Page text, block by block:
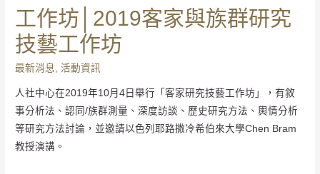
工作坊│2019客家與族群研究
技藝工作坊
最新消息 ,活動資訊
人社中心在2019年10月4日舉行「客家研究技藝工作坊」，有敘
事分析法、認同/族群測量、深度訪談、歷史研究方法、輿情分析
等研究方法討論，並邀請以色列耶路撒冷希伯來大學Chen Bram
教授演講。